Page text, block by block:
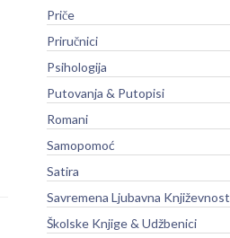
Priče
Priručnici
Psihologija
Putovanja & Putopisi
Romani
Samopomoć
Satira
Savremena Ljubavna Književnost
Školske Knjige & Udžbenici